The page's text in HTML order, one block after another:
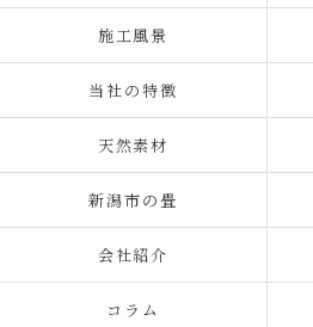
施工風景
当社の特徴
天然素材
新潟市の畳
会社紹介
コラム